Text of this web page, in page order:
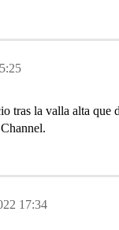
tras la valla alta
17:34